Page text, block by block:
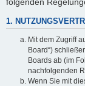
1.
Mit dem Zugriff
Board“)
Boards ab (im
nachfolgenden
Wenn Sie mit